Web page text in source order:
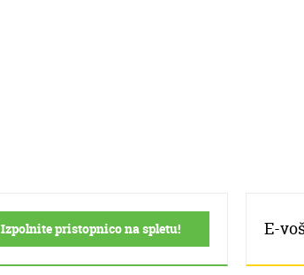
Izpolnite pristopnico na spletu! E-